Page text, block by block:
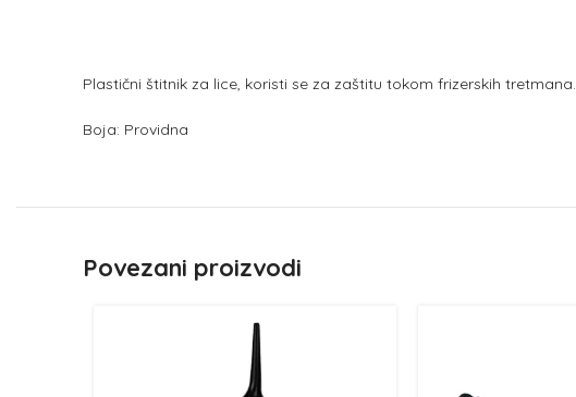
Plastični štitnik za lice, koristi se za zaštitu tokom frizerskih tretmana.
Boja: Providna
Povezani proizvodi